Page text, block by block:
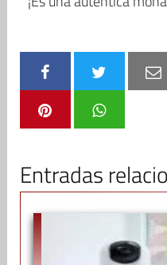
Entradas